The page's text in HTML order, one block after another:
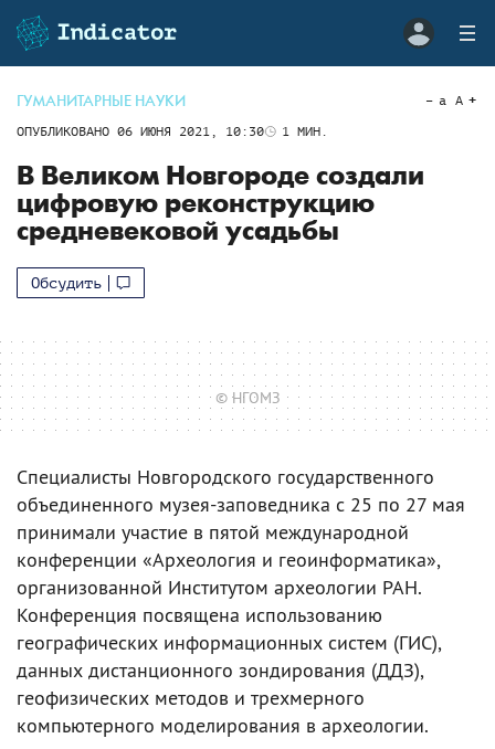
ГУМАНИТАРНЫЕ НАУКИ
ОПУБЛИКОВАНО 06 ИЮНЯ 2021, 10:30 1 МИН.
a A
В Великом Новгороде создали
цифровую реконструкцию
средневековой усадьбы
Обсудить
© НГОМЗ
Специалисты Новгородского государственного
объединенного музея-заповедника с 25 по 27 мая
принимали участие в пятой международной
конференции «Археология и геоинформатика»,
организованной Институтом археологии РАН.
Конференция посвящена использованию
географических информационных систем (ГИС),
данных дистанционного зондирования (ДДЗ),
геофизических методов и трехмерного
компьютерного моделирования в археологии.